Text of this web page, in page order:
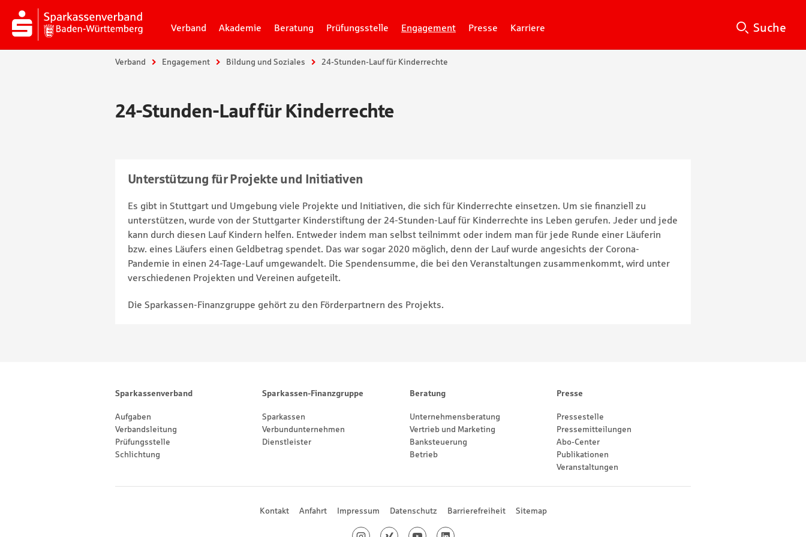
Suche
Suche
Verband
Akademie Beratung Prüfungsstelle Engagement Presse Karriere
Verband Engagement Bildung und Soziales 24-Stunden-Lauf für Kinderrechte
24-Stunden-Lauf für Kinderrechte
Unterstützung für Projekte und Initiativen
Es gibt in Stuttgart und Umgebung viele Projekte und Initiativen, die sich für Kinderrechte einsetzen. Um sie finanziell zu
unterstützen, wurde von der Stuttgarter Kinderstiftung der 24-Stunden-Lauf für Kinderrechte ins Leben gerufen. Jeder und jede
kann durch diesen Lauf Kindern helfen. Entweder indem man selbst teilnimmt oder indem man für jede Runde einer Läuferin
bzw. eines Läufers einen Geldbetrag spendet. Das war sogar 2020 möglich, denn der Lauf wurde angesichts der Corona-
Pandemie in einen 24-Tage-Lauf umgewandelt. Die Spendensumme, die bei den Veranstaltungen zusammenkommt, wird unter
verschiedenen Projekten und Vereinen aufgeteilt.
Die Sparkassen-Finanzgruppe gehört zu den Förderpartnern des Projekts.
Sparkassenverband
Aufgaben
Verbandsleitung
Prüfungsstelle
Schlichtung
Sparkassen-Finanzgruppe
Sparkassen
Verbundunternehmen
Dienstleister
Beratung
Unternehmensberatung
Vertrieb und Marketing
Banksteuerung
Betrieb
Presse
Pressestelle
Pressemitteilungen
Abo-Center
Publikationen
Veranstaltungen
Kontakt Anfahrt Impressum Datenschutz Barrierefreiheit Sitemap